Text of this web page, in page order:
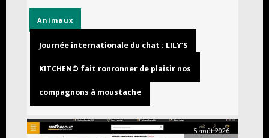
Animaux
Journée internationale du chat : LILY’S
KITCHEN© fait ronronner de plaisir nos
compagnons à moustache
5 août 2026